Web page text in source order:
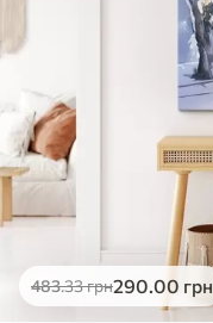
483.33грн290.00 грн